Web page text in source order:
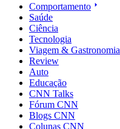
Comportamento
Saúde
Ciência
Tecnologia
Viagem & Gastronomia
Review
Auto
Educação
CNN Talks
Fórum CNN
Blogs CNN
Colunas CNN